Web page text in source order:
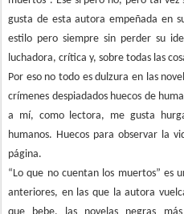
gusta de esta autora empeñada en
estilo pero siempre sin perder su
luchadora, crítica y, sobre todas las
Por eso no todo es dulzura en las
crímenes despiadados huecos de
a mí, como lectora, me gusta
humanos. Huecos para observar la
página.
“Lo que no cuentan los muertos” es
anteriores, en las que la autora